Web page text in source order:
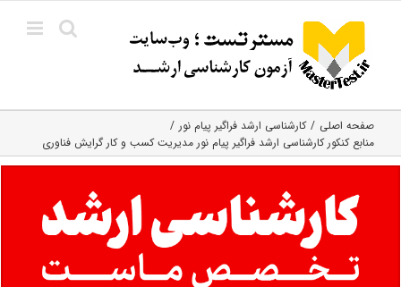
content
صفحه اصلی
کارشناسی ارشد فراگیر پیام نور
منابع کنکور کارشناسی ارشد فراگیر پیام نور مدیریت کسب و کار گرایش فناوری